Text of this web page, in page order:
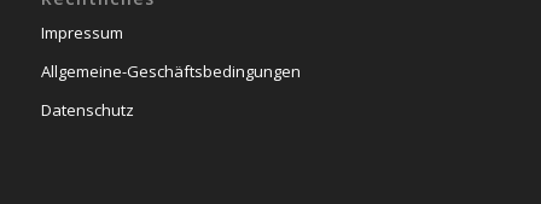
Impressum
Allgemeine-Geschäftsbedingungen
Datenschutz